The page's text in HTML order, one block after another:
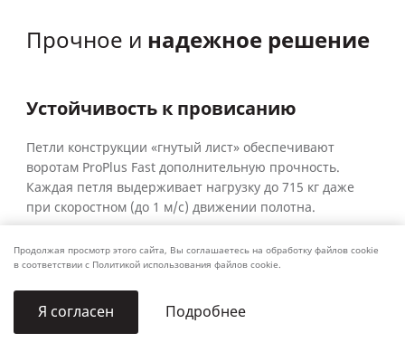
Прочное и надежное решение
Устойчивость к провисанию
Петли конструкции «гнутый лист» обеспечивают
воротам ProPlus Fast дополнительную прочность.
Каждая петля выдерживает нагрузку до 715 кг даже
при скоростном (до 1 м/с) движении полотна.
Продолжая просмотр этого сайта, Вы соглашаетесь на обработку файлов cookie
в соответствии с Политикой использования файлов cookie.
Я согласен Подробнее